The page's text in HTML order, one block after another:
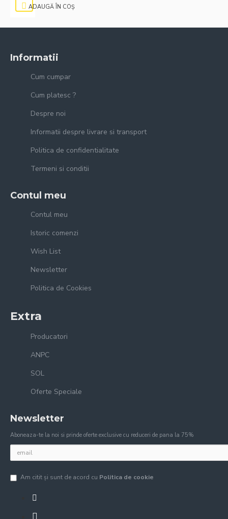
ADAUGĂ ÎN COŞ
Informatii
Cum cumpar
Cum platesc ?
Despre noi
Informatii despre livrare si transport
Politica de confidentialitate
Termeni si conditii
Contul meu
Contul meu
Istoric comenzi
Wish List
Newsletter
Politica de Cookies
Extra
Producatori
ANPC
SOL
Oferte Speciale
Newsletter
Aboneaza-te la noi si prinde oferte exclusive cu reduceri de pana la 75%
Am citit şi sunt de acord cu Politica de cookie